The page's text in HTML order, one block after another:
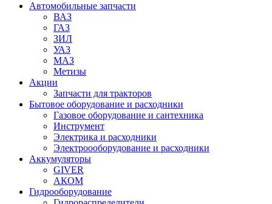
Автомобильные запчасти
ВАЗ
ГАЗ
ЗИЛ
УАЗ
МАЗ
Метизы
Акции
Запчасти для тракторов
Бытовое оборудование и расходники
Газовое оборудование и сантехника
Инструмент
Электрика и расходники
Электроооборудование и расходники
Аккумуляторы
GIVER
АКОМ
Гидрооборудование